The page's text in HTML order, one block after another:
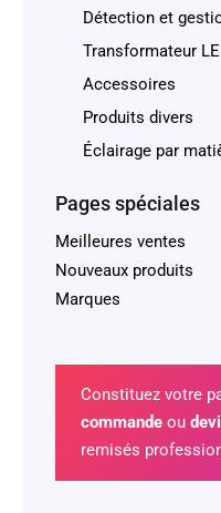
Détection et
Transformateur
Accessoires
Produits divers
Éclairage par
Pages spéciales
Meilleures ventes
Nouveaux produits
Marques
Constituez votre
commandeou
remisés